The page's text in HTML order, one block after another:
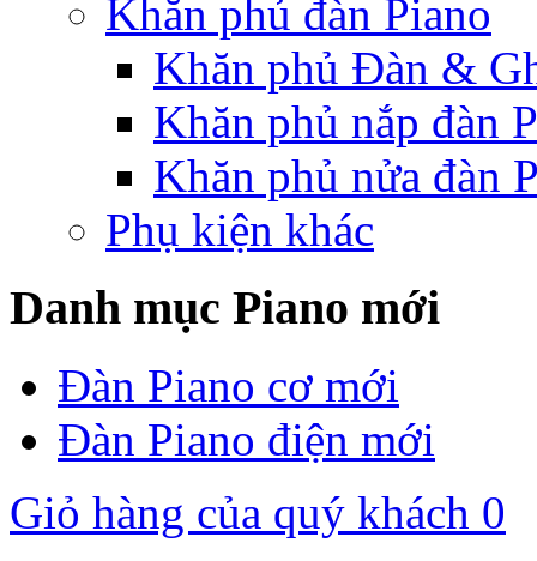
Khăn phủ đàn Piano
Khăn phủ Đàn &
Khăn phủ nắp đàn
Khăn phủ nửa đàn
Phụ kiện khác
Danh mục Piano mới
Đàn Piano cơ mới
Đàn Piano điện mới
Giỏ hàng của quý khách 0